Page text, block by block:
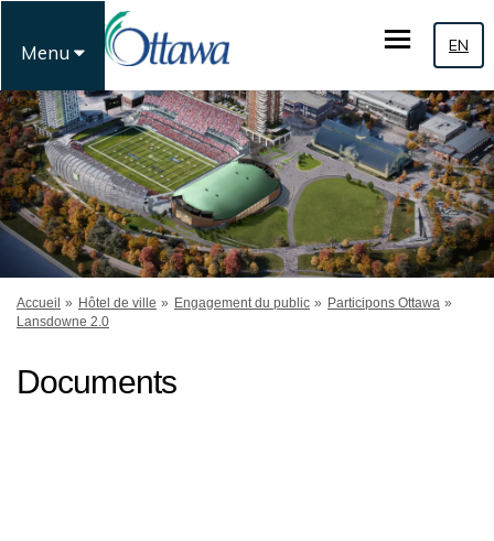
Menu EN
Vous êtes ici:
Accueil Hôtel de ville Engagement du public
Participons Ottawa
Lansdowne 2.0
Documents